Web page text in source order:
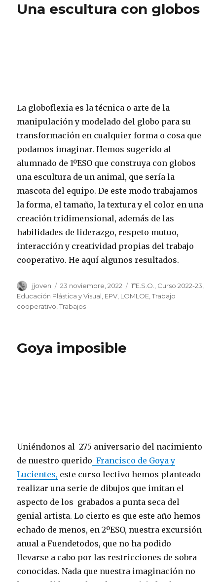
Una escultura con globos
La globoflexia es la técnica o arte de la
manipulación y modelado del globo para su
transformación en cualquier forma o cosa que
podamos imaginar. Hemos sugerido al
alumnado de 1ºESO que construya con globos
una escultura de un animal, que sería la
mascota del equipo. De este modo trabajamos
la forma, el tamaño, la textura y el color en una
creación tridimensional, además de las
habilidades de liderazgo, respeto mutuo,
interacción y creatividad propias del trabajo
cooperativo. He aquí algunos resultados.
Autor
jjoven
Publicado
el
23 noviembre, 2022 Categorías
1ºE.S.O., Curso 2022-23,
Educación Plástica y Visual, EPV, LOMLOE,Trabajo
cooperativo,Trabajos
Goya imposible
Uniéndonos al 275 aniversario del nacimiento
de nuestro querido Francisco de Goya y
Lucientes, este curso lectivo hemos planteado
realizar una serie de dibujos que imitan el
aspecto de los grabados a punta seca del
genial artista. Lo cierto es que este año hemos
echado de menos, en 2ºESO, nuestra excursión
anual a Fuendetodos, que no ha podido
llevarse a cabo por las restricciones de sobra
conocidas. Nada que nuestra imaginación no